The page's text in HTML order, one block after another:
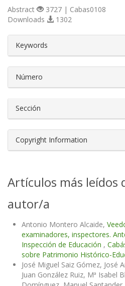
Abstract
3727 | Cabas0108
Downloads
1302
Keywords
Número
Sección
Copyright Information
Artículos más leídos
autor/a
Antonio Montero Alcaide,
examinadores, inspectores.
Inspección de Educación ,
sobre Patrimonio Histórico-
José Miguel Saiz Gómez, José
Juan González Ruiz, Mª Isabel